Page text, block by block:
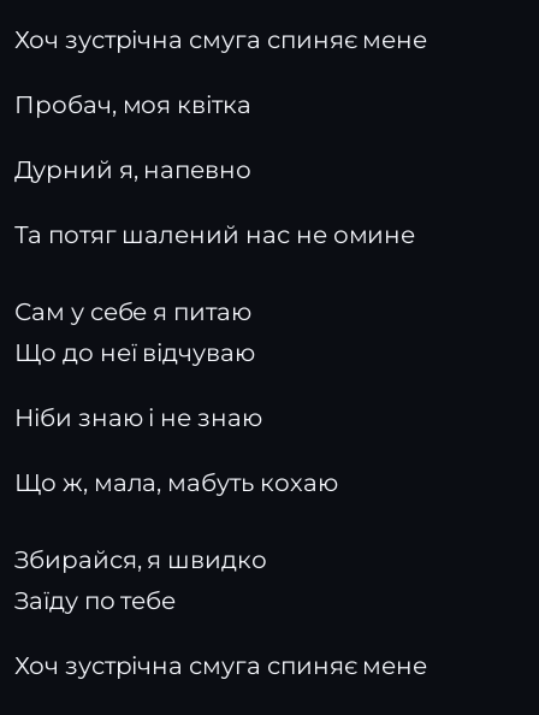
Хоч зустрічна смуга спиняє мене
Пробач, моя квітка
Дурний я, напевно
Та потяг шалений нас не омине
Сам у себе я питаю
Що до неї відчуваю
Ніби знаю і не знаю
Що ж, мала, мабуть кохаю
Збирайся, я швидко
Заїду по тебе
Хоч зустрічна смуга спиняє мене